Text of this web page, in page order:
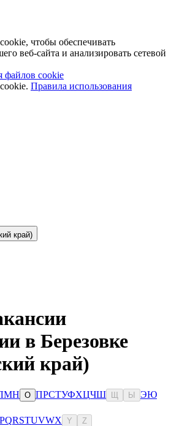
чтобы обеспечивать
веб-сайта и анализировать сетевой
файлов cookie
Правила использования
край)
в Березовке
край)
МН О ПРСТУФХЦЧШ Ы ЭЮ
PQRSTUVWX Y Z